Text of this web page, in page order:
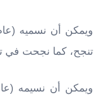
ويمكن أن نسميه
تنجح، كما نجحت في
ويمكن أن نسيمه